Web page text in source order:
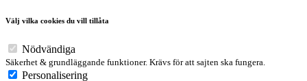
Välj vilka cookies du vill tillåta
Nödvändiga
Säkerhet & grundläggande funktioner. Krävs för att sajten ska fungera.
Personalisering